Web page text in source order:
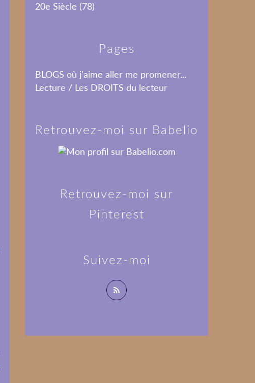
20e Siècle (78)
Pages
BLOGS où j'aime aller me promener...
Lecture / Les DROITS du lecteur
Suivez-moi
Retrouvez-moi sur Babelio
Retrouvez-moi sur
Pinterest